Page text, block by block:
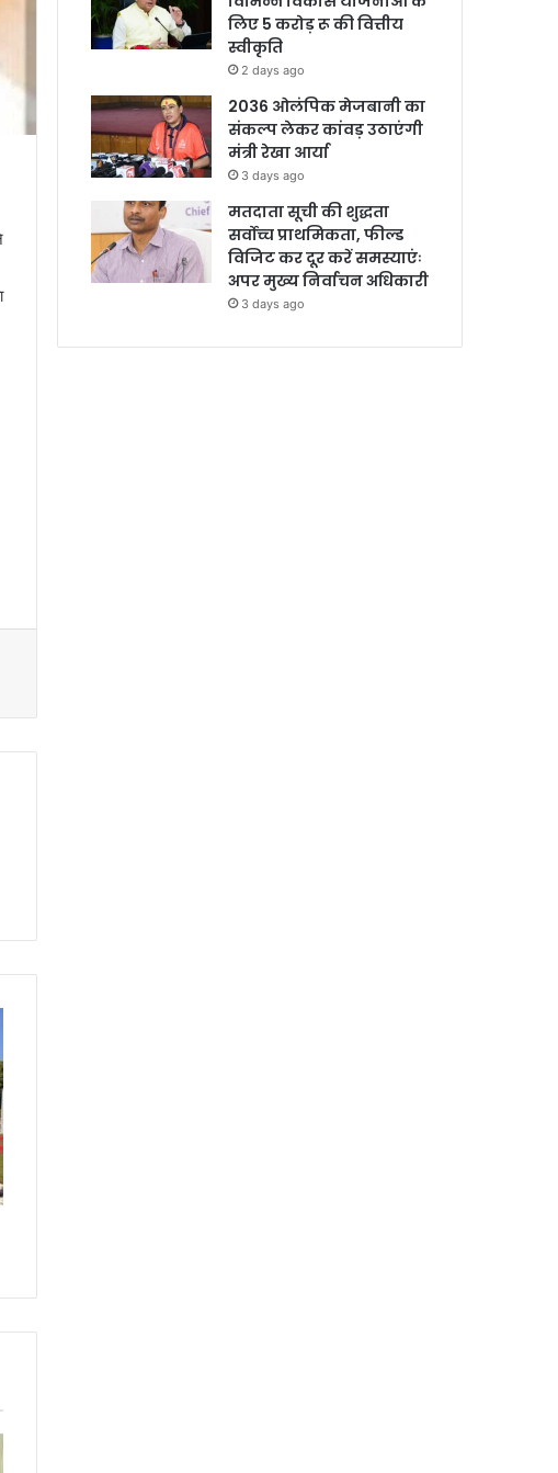
लिए 5 करोड़ रू की वित्तीय
स्वीकृति
2 days ago
2036 ओलंपिक मेजबानी का
संकल्प लेकर कांवड़ उठाएंगी
मंत्री रेखा आर्या
3 days ago
मतदाता सूची की शुद्धता
सर्वोच्च प्राथमिकता, फील्ड
विजिट कर दूर करें समस्याएंः
अपर मुख्य निर्वाचन अधिकारी
3 days ago